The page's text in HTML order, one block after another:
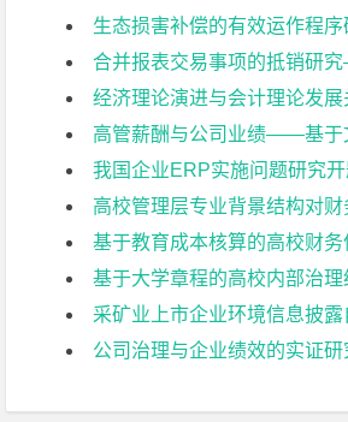
生态损害补偿的有效运作程
合并报表交易事项的抵销研究——以南京宁北轨道
经济理论演进与会计理论发
高管薪酬与公司业绩——基于文化、体育和娱乐业
我国企业ERP实施问题研究
高校管理层专业背景结构对财务绩效
基于教育成本核算的高校财务信
基于大学章程的高校内部治
采矿业上市企业环境信息披露自
公司治理与企业绩效的实证研究——来自电器机械及器材制